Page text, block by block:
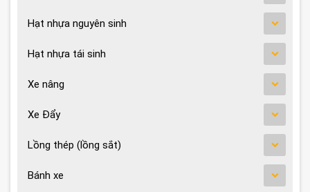
Hạt nhựa nguyên sinh
Hạt nhựa tái sinh
Xe nâng
Xe Đẩy
Lồng thép (lồng sắt)
Bánh xe